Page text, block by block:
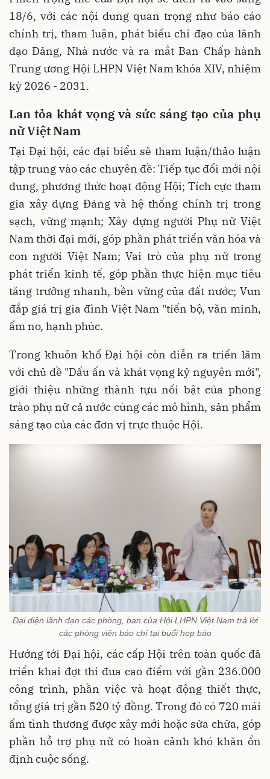
18/6, với các nội dung quan trọng như báo cáo
chính trị, tham luận, phát biểu chỉ đạo của lãnh
đạo Đảng, Nhà nước và ra mắt Ban Chấp hành
Trung ương Hội LHPN Việt Nam khóa XIV, nhiệm
kỳ 2026 - 2031.
Lan tỏa khát vọng và sức sáng tạo của phụ
nữ Việt Nam
Tại Đại hội, các đại biểu sẽ tham luận/thảo luận
tập trung vào các chuyên đề: Tiếp tục đổi mới nội
dung, phương thức hoạt động Hội; Tích cực tham
gia xây dựng Đảng và hệ thống chính trị trong
sạch, vững mạnh; Xây dựng người Phụ nữ Việt
Nam thời đại mới, góp phần phát triển văn hóa và
con người Việt Nam; Vai trò của phụ nữ trong
phát triển kinh tế, góp phần thực hiện mục tiêu
tăng trưởng nhanh, bền vững của đất nước; Vun
đắp giá trị gia đình Việt Nam "tiến bộ, văn minh,
ấm no, hạnh phúc.
Trong khuôn khổ Đại hội còn diễn ra triển lãm
với chủ đề "Dấu ấn và khát vọng kỷ nguyên mới",
giới thiệu những thành tựu nổi bật của phong
trào phụ nữ cả nước cùng các mô hình, sản phẩm
sáng tạo của các đơn vị trực thuộc Hội.
Đại diện lãnh đạo các phòng, ban của Hội LHPN Việt Nam trả lời
các phóng viên báo chí tại buổi họp báo
Hướng tới Đại hội, các cấp Hội trên toàn quốc đã
triển khai đợt thi đua cao điểm với gần 236.000
công trình, phần việc và hoạt động thiết thực,
tổng giá trị gần 520 tỷ đồng. Trong đó có 720 mái
ấm tình thương được xây mới hoặc sửa chữa, góp
phần hỗ trợ phụ nữ có hoàn cảnh khó khăn ổn
định cuộc sống.